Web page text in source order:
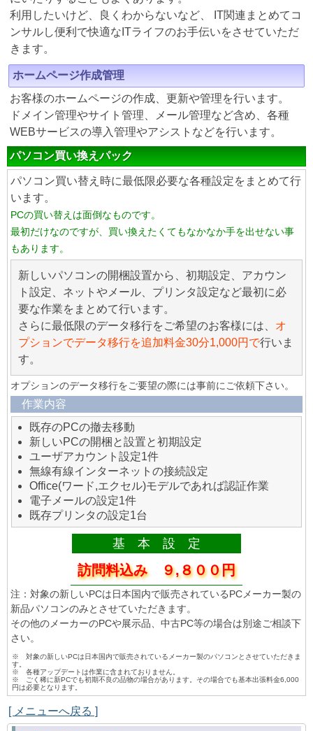
利用したいけど、良くわからないなど、 IT関連まとめてコ
ンサルし便利で快適なITライフのお手伝いをさせていただ
きます。
ホームページ作成管理
お客様のホームページの作成、更新や管理を行います。
ドメイン管理やサイト管理、メール管理など含め、各種
WEBサービスの導入管理やアシストなどを行います。
パソコン買い換えパック
パソコン買い替え時に最低限必要な各種設定をまとめて行
います。
PCの買い替えは面倒なものです。
最初だけなのですが、買い換えたくてもなかなか手を出せない事
もあります。
新しいパソコンの開梱設置から、初期設定、アカウン
ト設定、ネットやメール、プリンタ設定など最初に必
要な作業をまとめて行います。
さらに最低限のデータ移行をご希望のお客様には、 オ
プションでデータ移行を追加料金30分1,000円で行いま
す。
オプションのデータ移行をご要望の際には事前にご依頼下さい。
作業内容
既存のPCの撤去移動
新しいPCの開梱と設置と初期設定
ユーザアカウント設定1件
無線有線インターネットの接続設定
Office(ワード,エクセル)モデルであれば認証作業
電子メールの設定1件
既存プリンタの設定1台
基 本 設 定
訪問料込み ９,８００円
注：対象の新しいPCは日本国内で販売されているPCメーカー製の
新品パソコンのみとさせていただきます。
その他のメーカーのPCや展示品、中古PC等の場合は別途ご相談下
さい。
※ 対象の新しいPCは日本国内で販売されているメーカー製のパソコンとさせていただきま
す。
※ 各種アップデートは作業に含まれておりません。
※ ごく稀に新PCでも初期不良の品物の場合があります。その場合でも基本出張料金6,000
円は必要となります。
[ メニューへ戻る ]